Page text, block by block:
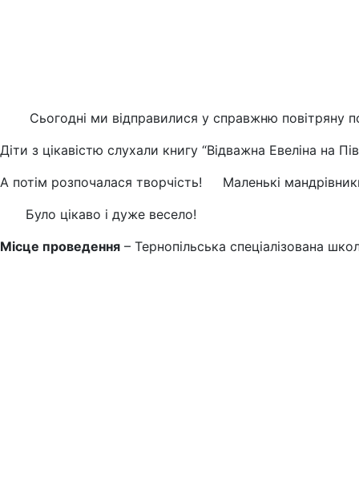
Сьогодні ми відправилися у справжню повітряну
Діти з цікавістю слухали книгу “Відважна Евеліна на
А потім розпочалася творчість!
Маленькі
Було цікаво і дуже весело!
Місце проведення – Тернопільська спеціалізована